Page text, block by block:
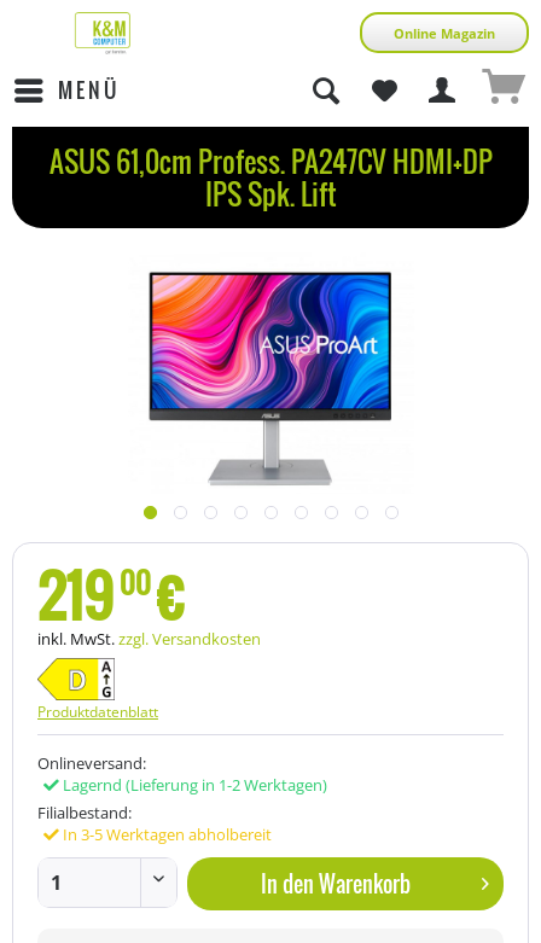
Online Magazin
MENÜ
ASUS 61,0cm Profess. PA247CV HDMI+DP
IPS Spk. Lift
21900€
inkl. MwSt.zzgl. Versandkosten
Produktdatenblatt
Onlineversand:
Lagernd (Lieferung in 1-2 Werktagen)
Filialbestand:
In 3-5 Werktagen abholbereit
In denWarenkorb